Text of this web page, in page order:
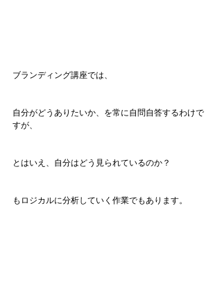
ブランディング講座では、
自分がどうありたいか、を常に自問自答するわけで
すが、
とはいえ、自分はどう見られているのか？
もロジカルに分析していく作業でもあります。